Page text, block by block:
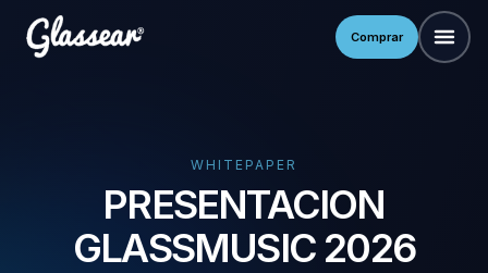
Comprar
WHITEPAPER
PRESENTACION
GLASSMUSIC 2026